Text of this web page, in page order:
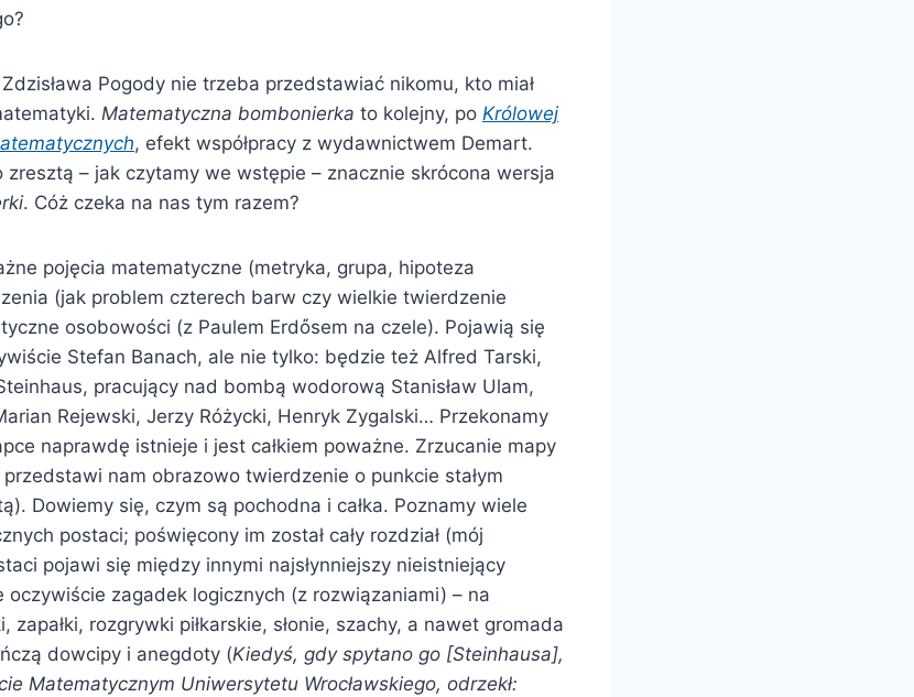
Pogody nie trzeba przedstawiać nikomu, kto miał
Matematyczna bombonierka to kolejny, po Królowej
, efekt współpracy z wydawnictwem Demart.
zresztą – jak czytamy we wstępie – znacznie skrócona wersja
. Cóż czeka na nas tym razem?
pojęcia matematyczne (metryka, grupa, hipoteza
(jak problem czterech barw czy wielkie twierdzenie
osobowości (z Paulem Erdὄsem na czele). Pojawią się
Stefan Banach, ale nie tylko: będzie też Alfred Tarski,
pracujący nad bombą wodorową Stanisław Ulam,
Rejewski, Jerzy Różycki, Henryk Zygalski… Przekonamy
naprawdę istnieje i jest całkiem poważne. Zrzucanie mapy
nam obrazowo twierdzenie o punkcie stałym
Dowiemy się, czym są pochodna i całka. Poznamy wiele
postaci; poświęcony im został cały rozdział (mój
pojawi się między innymi najsłynniejszy nieistniejący
zagadek logicznych (z rozwiązaniami) – na
zapałki, rozgrywki piłkarskie, słonie, szachy, a nawet gromada
dowcipy i anegdoty (Kiedyś, gdy spytano go [Steinhausa],
Matematycznym Uniwersytetu Wrocławskiego, odrzekł: